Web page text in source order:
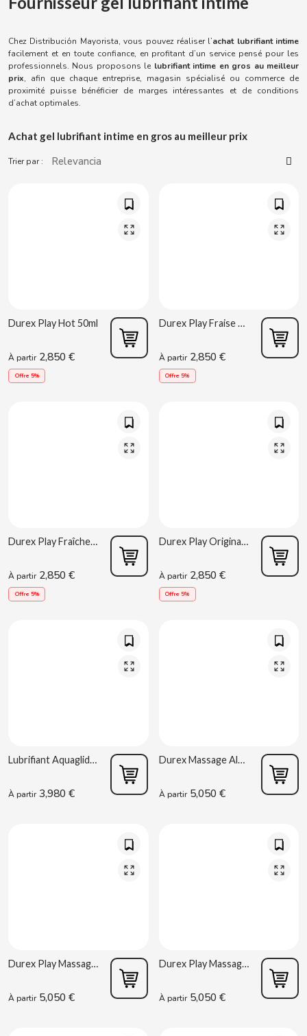
Snacks - Salé
Torreznos al por mayor
Anacardos al por mayor
Parapharmacie
Sex Shop
Vibrateurs
ABS
ADRIEN LASTIC
ALEDA
ALIVE
B
BECO
BIANCHI VENDING
Chez Distribución Mayorista, vous pouvez réaliser l’achat lubrifiant intime
facilement et en toute confiance, en profitant d’un service pensé pour les
professionnels. Nous proposons le lubrifiant intime en gros au meilleur
prix, afin que chaque entreprise, magasin spécialisé ou commerce de
proximité puisse bénéficier de marges intéressantes et de conditions
d’achat optimales.
Achat gel lubrifiant intime en gros au meilleur prix
Trier par :
Durex Play Hot 50ml
À partir2,850 €
Offre 5%
Durex Play Fraise 50ml
À partir2,850 €
Offre 5%
Durex Play Fraîcheur 50ml
À partir2,850 €
Offre 5%
Durex Play Original 50ml
À partir2,850 €
Offre 5%
Lubrifiant Aquaglide 50ml
À partir3,980 €
Durex Massage Aloe Vera 200ml
À partir 5,050 €
Durex Play Massage 2 en 1 Flowers Gel 200ml
À partir 5,050 €
Durex Play Massage 2 en 1 Guarana Gel 200ml
À partir 5,050 €